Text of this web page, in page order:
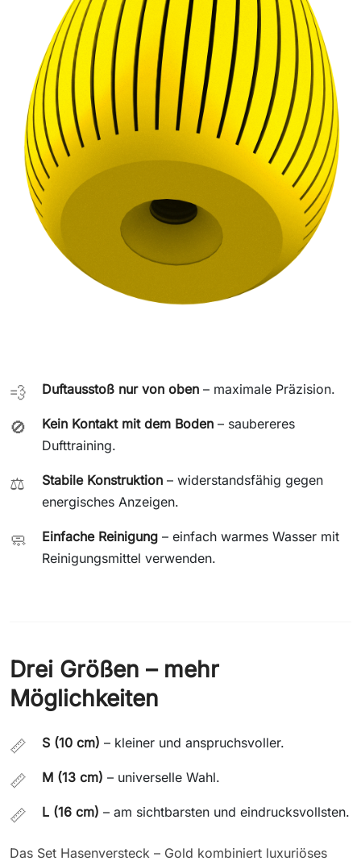
💨 Duftausstoß nur von oben – maximale Präzision.
🚫 Kein Kontakt mit dem Boden – saubereres
Dufttraining.
⚖️ Stabile Konstruktion – widerstandsfähig gegen
energisches Anzeigen.
🧼 Einfache Reinigung – einfach warmes Wasser mit
Reinigungsmittel verwenden.
Drei Größen – mehr
Möglichkeiten
📏 S (10 cm) – kleiner und anspruchsvoller.
📏 M (13 cm) – universelle Wahl.
📏 L (16 cm) – am sichtbarsten und eindrucksvollsten.
Das Set Hasenversteck – Gold kombiniert luxuriöses